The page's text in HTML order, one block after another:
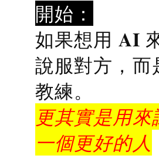
開始：
如果想用 AI
說服對方，
教練。
更其實是用
一個更好的人